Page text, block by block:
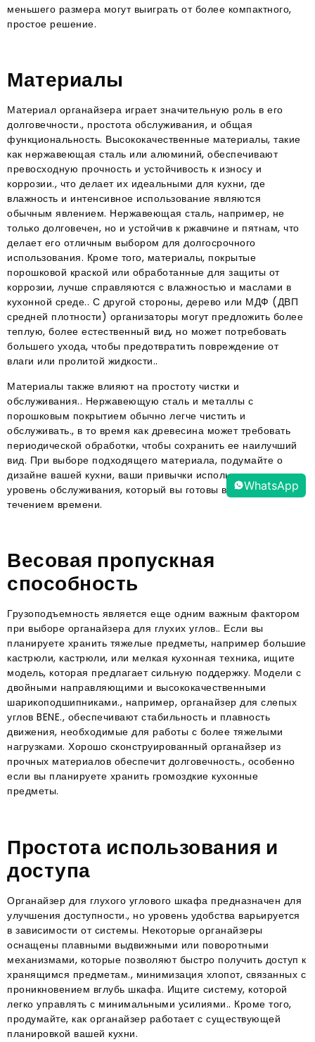
меньшего размера могут выиграть от более компактного,
простое решение.
Материалы
Материал органайзера играет значительную роль в его
долговечности., простота обслуживания, и общая
функциональность. Высококачественные материалы, такие
как нержавеющая сталь или алюминий, обеспечивают
превосходную прочность и устойчивость к износу и
коррозии., что делает их идеальными для кухни, где
влажность и интенсивное использование являются
обычным явлением. Нержавеющая сталь, например, не
только долговечен, но и устойчив к ржавчине и пятнам, что
делает его отличным выбором для долгосрочного
использования. Кроме того, материалы, покрытые
порошковой краской или обработанные для защиты от
коррозии, лучше справляются с влажностью и маслами в
кухонной среде.. С другой стороны, дерево или МДФ (ДВП
средней плотности) организаторы могут предложить более
теплую, более естественный вид, но может потребовать
большего ухода, чтобы предотвратить повреждение от
влаги или пролитой жидкости..
Материалы также влияют на простоту чистки и
обслуживания.. Нержавеющую сталь и металлы с
порошковым покрытием обычно легче чистить и
обслуживать., в то время как древесина может требовать
периодической обработки, чтобы сохранить ее наилучший
вид. При выборе подходящего материала, подумайте о
дизайне вашей кухни, ваши привычки использования, и
уровень обслуживания, который вы готовы взять на себя с
течением времени.
Весовая пропускная
способность
Грузоподъемность является еще одним важным фактором
при выборе органайзера для глухих углов.. Если вы
планируете хранить тяжелые предметы, например большие
кастрюли, кастрюли, или мелкая кухонная техника, ищите
модель, которая предлагает сильную поддержку. Модели с
двойными направляющими и высококачественными
шарикоподшипниками., например, органайзер для слепых
углов BENE., обеспечивают стабильность и плавность
движения, необходимые для работы с более тяжелыми
нагрузками. Хорошо сконструированный органайзер из
прочных материалов обеспечит долговечность., особенно
если вы планируете хранить громоздкие кухонные
предметы.
Простота использования и
доступа
Органайзер для глухого углового шкафа предназначен для
улучшения доступности., но уровень удобства варьируется
в зависимости от системы. Некоторые органайзеры
оснащены плавными выдвижными или поворотными
механизмами, которые позволяют быстро получить доступ к
хранящимся предметам., минимизация хлопот, связанных с
проникновением вглубь шкафа. Ищите систему, которой
легко управлять с минимальными усилиями.. Кроме того,
продумайте, как органайзер работает с существующей
планировкой вашей кухни.
WhatsApp